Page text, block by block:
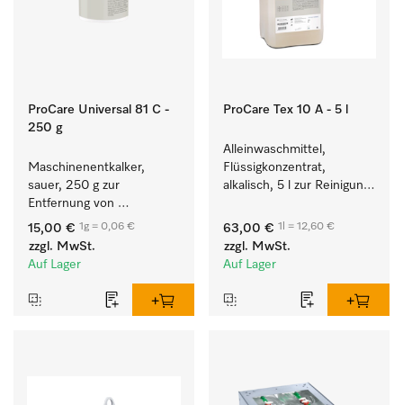
ProCare Universal 81 C -
250 g
Maschinenentkalker,
sauer, 250 g zur
Entfernung von
hartnäckigen
Kalkablagerungen.
15,00 € 1g = 0,06 €
zzgl. MwSt.
Auf Lager
ProCare Tex 10 A - 5 l
Alleinwaschmittel,
Flüssigkonzentrat,
alkalisch, 5 l zur Reinigung
farbechter Buntwäsche.
63,00 € 1l = 12,60 €
zzgl. MwSt.
Auf Lager